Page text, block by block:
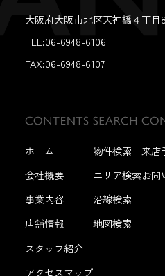
大阪府大阪市北区天神橋４丁目
TEL:06-6948-6106
FAX:06-6948-6107
ホーム
会社概要
事業内容
店舗情報
スタッフ紹介
アクセスマップ
物件検索
エリア検索
沿線検索
地図検索
来店
お問